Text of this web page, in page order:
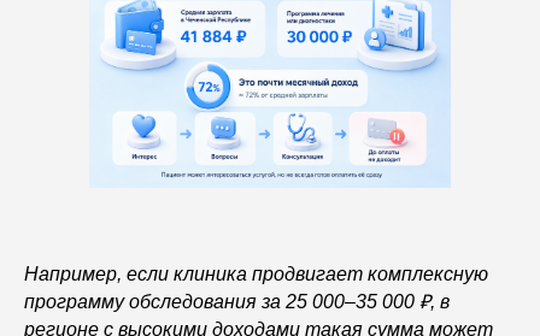
Например, если клиника продвигает комплексную
программу обследования за 25 000–35 000 ₽, в
регионе с высокими доходами такая сумма может